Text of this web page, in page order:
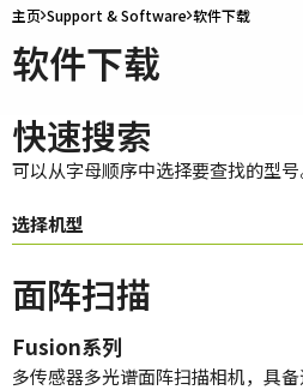
主页 Support & Software 软件下载
软件下载
快速搜索
可以从字母顺序中选择要查找的型号
选择机型
面阵扫描
Fusion系列
多传感器多光谱面阵扫描相机，具